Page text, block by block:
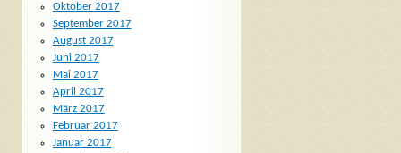
Oktober 2017
September 2017
August 2017
Juni 2017
Mai 2017
April 2017
März 2017
Februar 2017
Januar 2017